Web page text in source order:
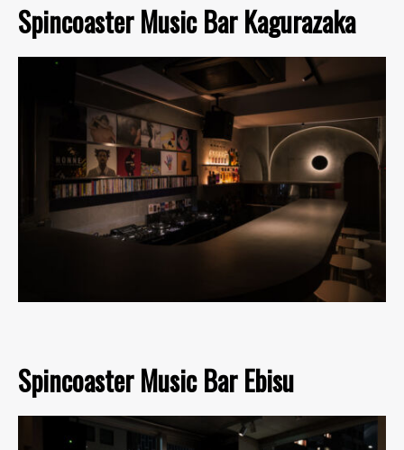
Spincoaster Music Bar Kagurazaka
Spincoaster Music Bar Ebisu